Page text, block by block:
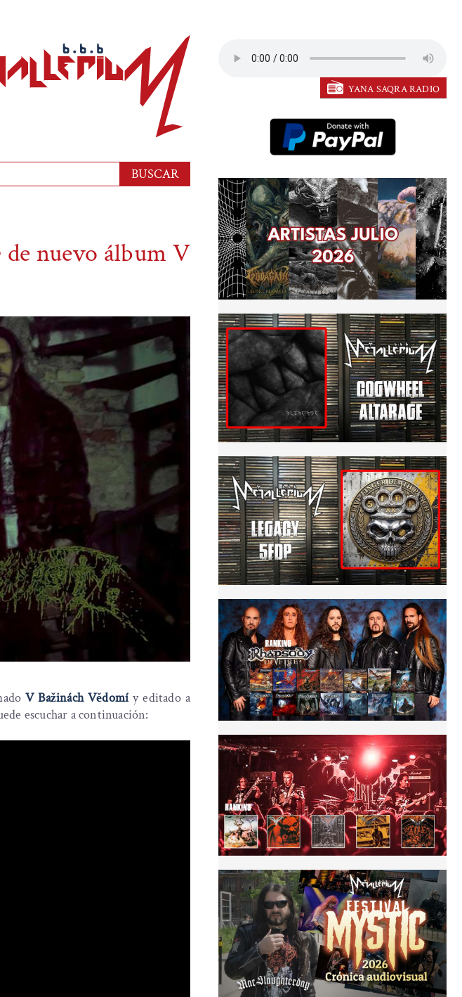
nuevo álbum V
V Bažinách Vědomí y editado a
escuchar a continuación:
YANA SAQRA RADIO